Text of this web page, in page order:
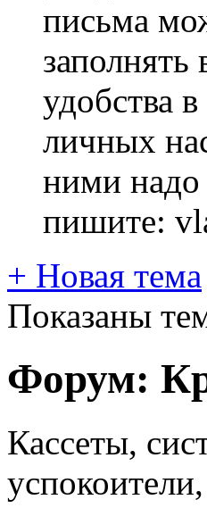
письма
удобства
личных
ними надо
пишите:
+ Новая тема
Показаны
Форум:
Кассеты,